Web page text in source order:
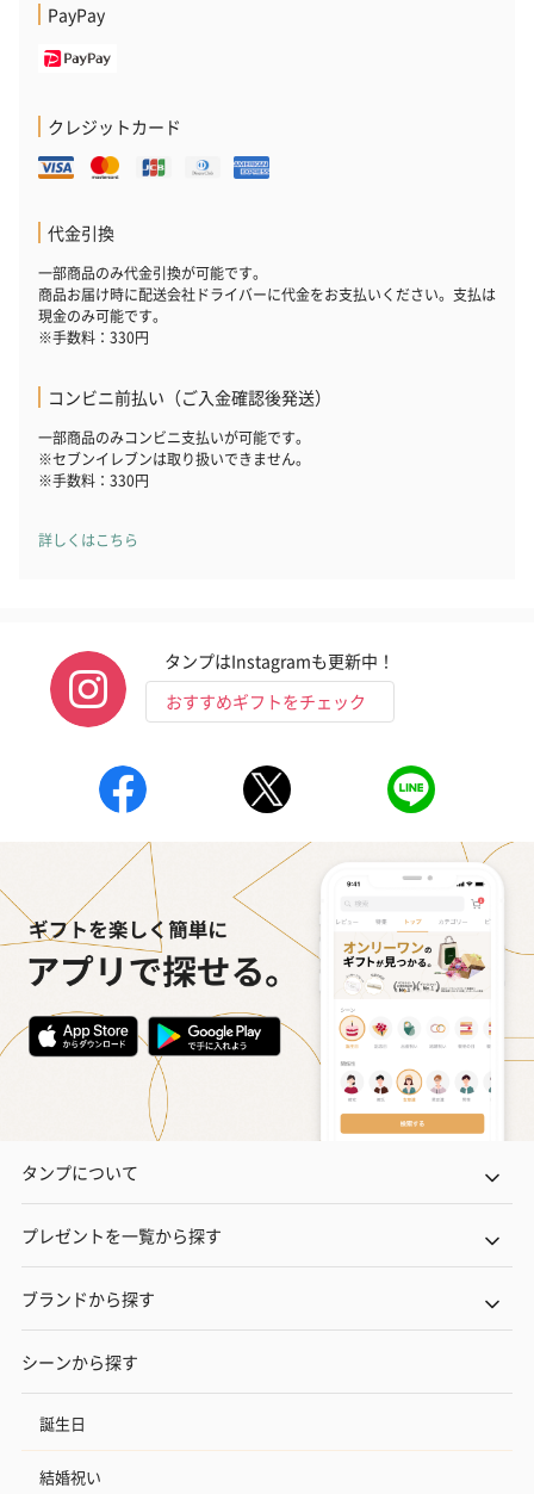
PayPay
クレジットカード
代金引換
一部商品のみ代金引換が可能です。
商品お届け時に配送会社ドライバーに代金をお支払いください。支払は
現金のみ可能です。
※手数料：330円
コンビニ前払い（ご入金確認後発送）
一部商品のみコンビニ支払いが可能です。
※セブンイレブンは取り扱いできません。
※手数料：330円
詳しくはこちら
タンプはInstagramも更新中！
おすすめギフトをチェック
タンプについて
プレゼントを一覧から探す
ブランドから探す
シーンから探す
誕生日
結婚祝い